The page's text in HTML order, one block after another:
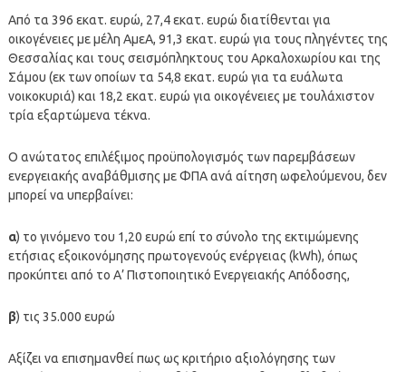
Από τα 396 εκατ. ευρώ, 27,4 εκατ. ευρώ διατίθενται για
οικογένειες με μέλη ΑμεΑ, 91,3 εκατ. ευρώ για τους πληγέντες της
Θεσσαλίας και τους σεισμόπληκτους του Αρκαλοχωρίου και της
Σάμου (εκ των οποίων τα 54,8 εκατ. ευρώ για τα ευάλωτα
νοικοκυριά) και 18,2 εκατ. ευρώ για οικογένειες με τουλάχιστον
τρία εξαρτώμενα τέκνα.
Ο ανώτατος επιλέξιμος προϋπολογισμός των παρεμβάσεων
ενεργειακής αναβάθμισης με ΦΠΑ ανά αίτηση ωφελούμενου, δεν
μπορεί να υπερβαίνει:
α) το γινόμενο του 1,20 ευρώ επί το σύνολο της εκτιμώμενης
ετήσιας εξοικονόμησης πρωτογενούς ενέργειας (kWh), όπως
προκύπτει από το Α’ Πιστοποιητικό Ενεργειακής Απόδοσης,
β) τις 35.000 ευρώ
Αξίζει να επισημανθεί πως ως κριτήριο αξιολόγησης των